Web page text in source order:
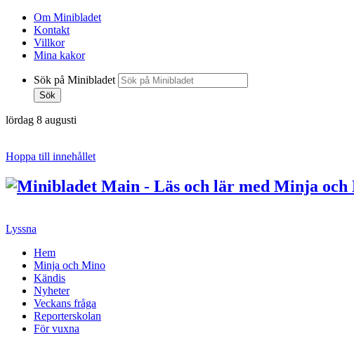
Om Minibladet
Kontakt
Villkor
Mina kakor
Sök på Minibladet
Sök
lördag 8 augusti
Hoppa till innehållet
Lyssna
Hem
Minja och Mino
Kändis
Nyheter
Veckans fråga
Reporterskolan
För vuxna